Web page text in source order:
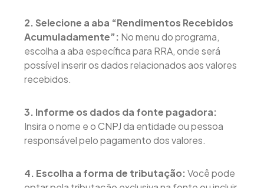
2. Selecione a aba “Rendimentos Recebidos
Acumuladamente”: No menu do programa,
escolha a aba específica para RRA, onde será
possível inserir os dados relacionados aos valores
recebidos.
3. Informe os dados da fonte pagadora:
Insira o nome e o CNPJ da entidade ou pessoa
responsável pelo pagamento dos valores.
4. Escolha a forma de tributação:Você pode